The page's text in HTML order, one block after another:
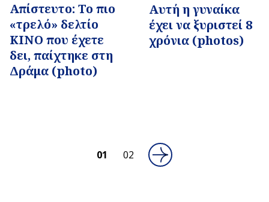
Απίστευτο: Το πιο
«τρελό» δελτίο
ΚΙΝΟ που έχετε
δει, παίχτηκε στη
Δράμα (photo)
Αυτή η γυναίκα
έχει να ξυριστεί 8
χρόνια (photos)
01 02